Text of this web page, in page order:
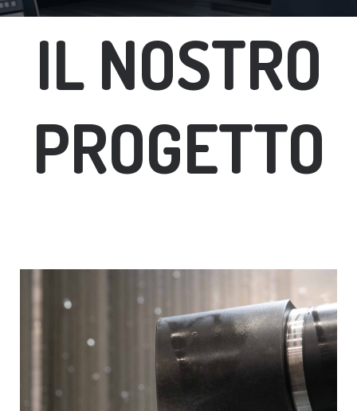
IL NOSTRO
PROGETTO